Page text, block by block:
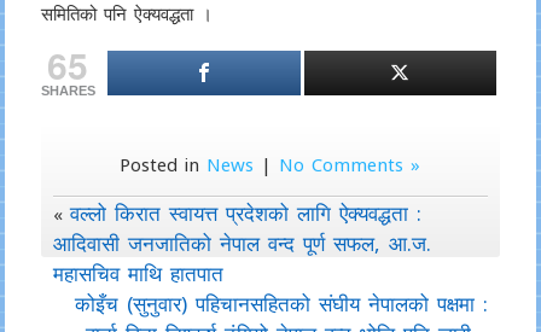
समितिको पनि ऐक्यवद्धता ।
65
SHARES
Posted in News | No Comments »
«वल्लो किरात स्वायत्त प्रदेशको लागि ऐक्यवद्धता :
आदिवासी जनजातिको नेपाल वन्द पूर्ण सफल, आ.ज.
महासचिव माथि हातपात
कोइँच (सुनुवार) पहिचानसहितको संघीय नेपालको पक्षमा :